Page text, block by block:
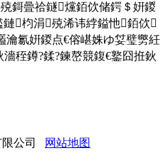
鎶曡祫鐩爣銆佽储鍔＄姸鍐
枃涓殑浠讳綍鎰忚銆佽
氱姸鍐点€傛嵁姝ゆ姇璧勶紝
秷鐏?鍒?鍊嶅競鍑€鐜囧拰鈥
公司
网站地图